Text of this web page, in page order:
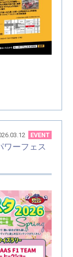
EVENT
ワーフェス